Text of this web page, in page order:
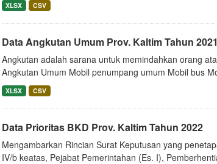
XLSX CSV
Data Angkutan Umum Prov. Kaltim Tahun
Angkutan adalah sarana untuk memindahkan orang
Angkutan Umum Mobil penumpang umum Mobil bus
XLSX CSV
Data Prioritas BKD Prov. Kaltim Tahun 2022
Mengambarkan Rincian Surat Keputusan yang
IV/b keatas, Pejabat Pemerintahan (Es. I),